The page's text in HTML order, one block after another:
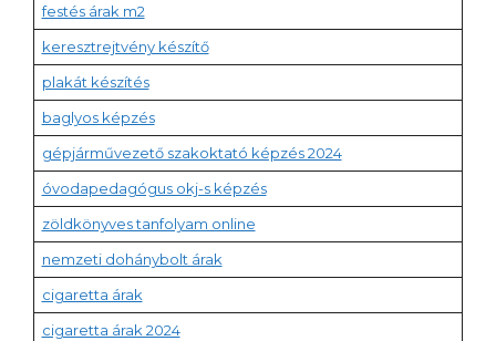
festés árak m2
keresztrejtvény készítő
plakát készítés
baglyos képzés
gépjárművezető szakoktató képzés 2024
óvodapedagógus okj-s képzés
zöldkönyves tanfolyam online
nemzeti dohánybolt árak
cigaretta árak
cigaretta árak 2024